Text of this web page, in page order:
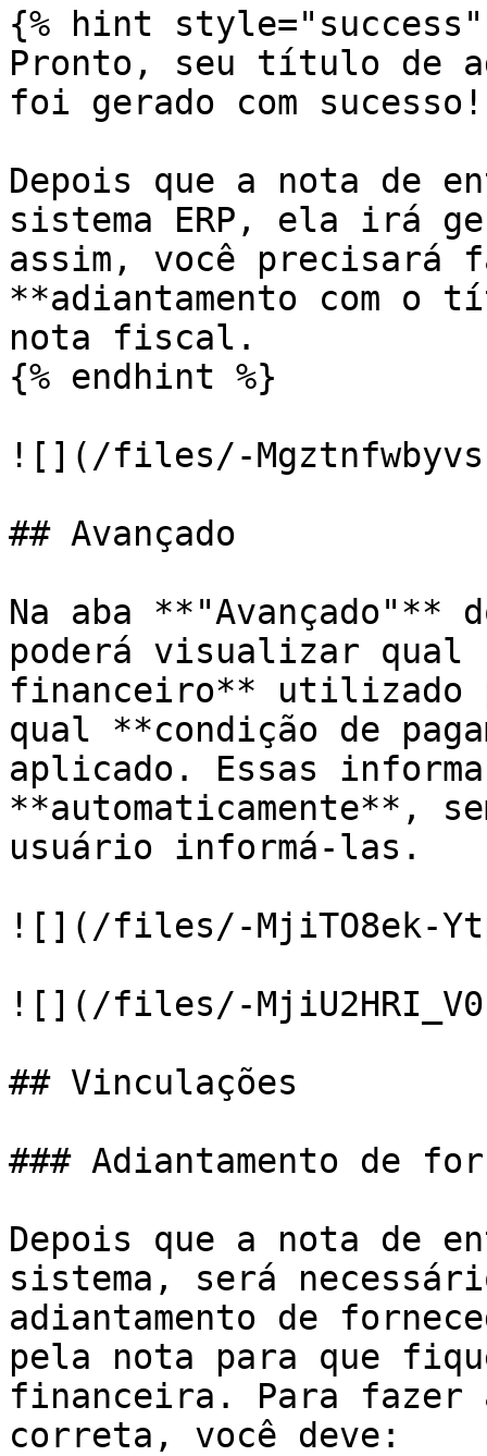
{% hint style="success"
Pronto, seu título de
foi gerado com sucesso!
Depois que a nota de
sistema ERP, ela irá
assim, você precisará
**adiantamento com o
nota fiscal.
{% endhint %}
![](/files/-
## Avançado
Na aba
poderá visualizar
financeiro** utilizado
qual **condição de
aplicado. Essas
**automaticamente**,
usuário informá-las.
![](/files/-MjiTO8ek-
![](/files/-
## Vinculações
### Adiantamento de
Depois que a nota de
sistema, será
adiantamento de
pela nota para que
financeira. Para fazer
correta, você deve: